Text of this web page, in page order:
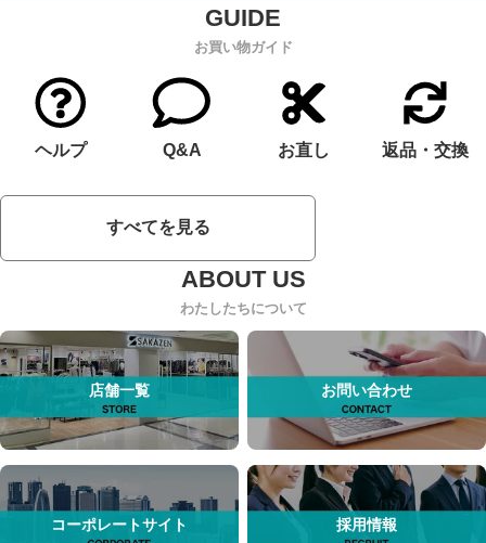
お買い物ガイド
ヘルプ Q&A お直し 返品・交換
すべてを見る
わたしたちについて
店舗一覧 お問い合わせ
コーポレートサイト 採用情報